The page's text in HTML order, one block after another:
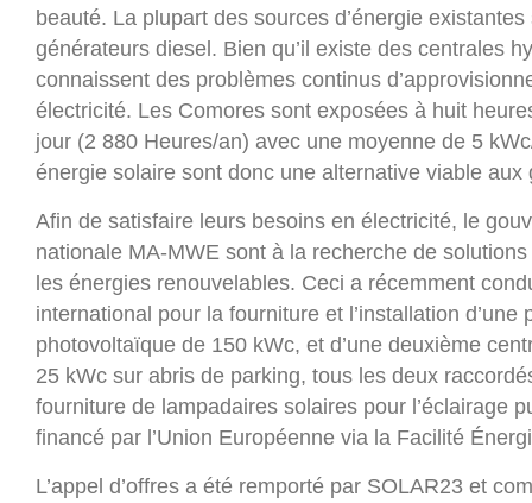
beauté. La plupart des sources d’énergie
générateurs diesel. Bien qu’il existe des centrales
connaissent des problèmes continus
électricité. Les Comores sont exposées à huit
jour (2 880 Heures/an) avec une moyenne de 5
énergie solaire sont donc une alternative viable aux
Afin de satisfaire leurs besoins en électricité, le
nationale MA-MWE sont à la recherche de
les énergies renouvelables. Ceci a récemment
international pour la fourniture et l’installation d’une
photovoltaïque de 150 kWc, et d’une deuxième
25 kWc sur abris de parking, tous les deux
fourniture de lampadaires solaires pour l’éclairage
financé par l’Union Européenne via la Facilité
L’appel d’offres a été remporté par SOLAR23 et